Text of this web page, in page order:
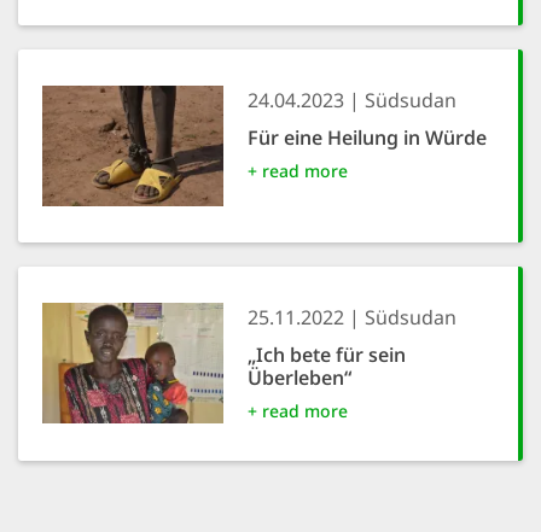
24.04.2023
Südsudan
Für eine Heilung in Würde
+ read more
25.11.2022
Südsudan
„Ich bete für sein
Überleben“
+ read more